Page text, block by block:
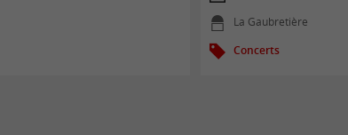
La Gaubretière
Concerts